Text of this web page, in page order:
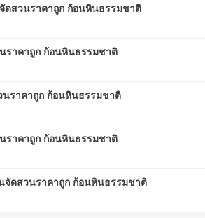
ดสวนราคาถูก ก้อนหินธรรมชาติ
ราคาถูก ก้อนหินธรรมชาติ
นราคาถูก ก้อนหินธรรมชาติ
ราคาถูก ก้อนหินธรรมชาติ
จัดสวนราคาถูก ก้อนหินธรรมชาติ